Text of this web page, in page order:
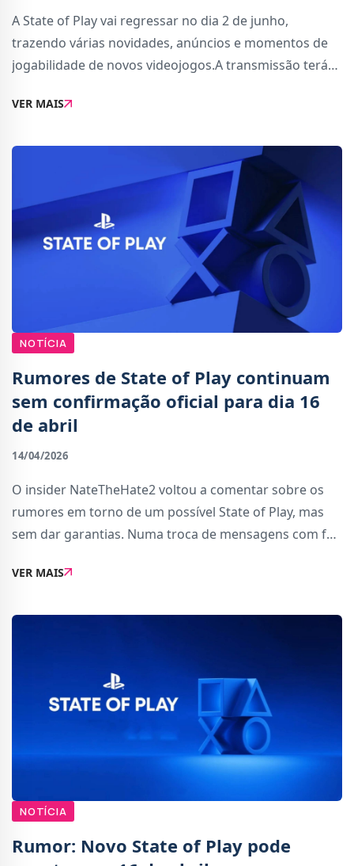
A State of Play vai regressar no dia 2 de junho,
trazendo várias novidades, anúncios e momentos de
jogabilidade de novos videojogos.A transmissão terá
diferentes estúdios e destaque para novas infor
VER MAIS
NOTÍCIA
Rumores de State of Play continuam
sem confirmação oficial para dia 16
de abril
14/04/2026
O insider NateTheHate2 voltou a comentar sobre os
rumores em torno de um possível State of Play, mas
sem dar garantias. Numa troca de mensagens com fãs
tem confirmação de que o evento vá acon
VER MAIS
NOTÍCIA
Rumor: Novo State of Play pode